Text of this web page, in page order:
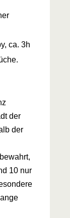
ca. 3h
der
der
10 nur